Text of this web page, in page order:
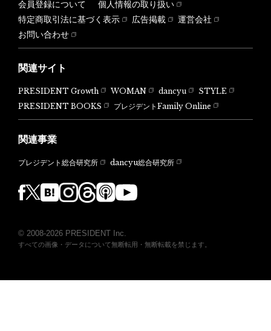
会員登録について
個人情報の取り扱い
特定商取引法に基づく表示
広告掲載
運営会社
お問い合わせ
関連サイト
PRESIDENT Growth WOMAN dancyu
STYLE
PRESIDENT BOOKS
プレジデントFamily Online
関連事業
プレジデント総合研究所 dancyu総合研究所
© 2008-2026 PRESIDENT Inc.
すべての画像・データについて無断転用・無断転載を禁じます。